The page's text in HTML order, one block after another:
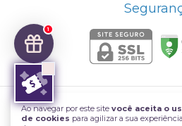
1
Ao navegar por este site você aceita o
de cookies para agilizar a sua experiência
Cristais